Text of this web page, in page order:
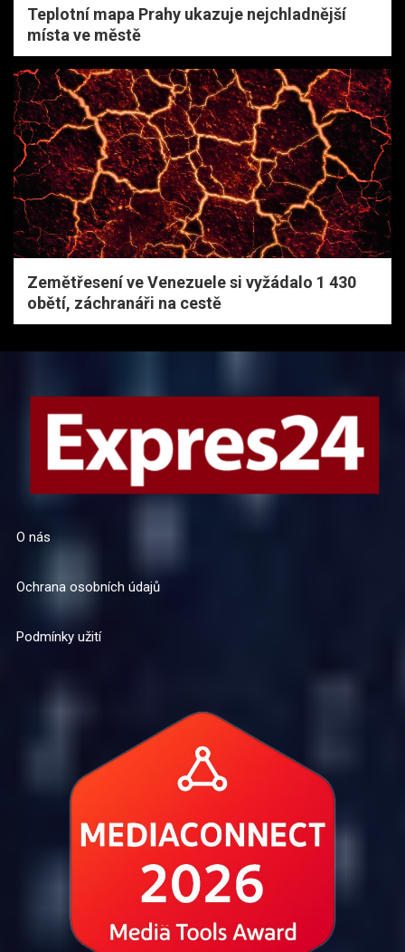
Teplotní mapa Prahy ukazuje nejchladnější
místa ve městě
Zemětřesení ve Venezuele si vyžádalo 1 430
obětí, záchranáři na cestě
O nás
Ochrana osobních údajů
Podmínky užití